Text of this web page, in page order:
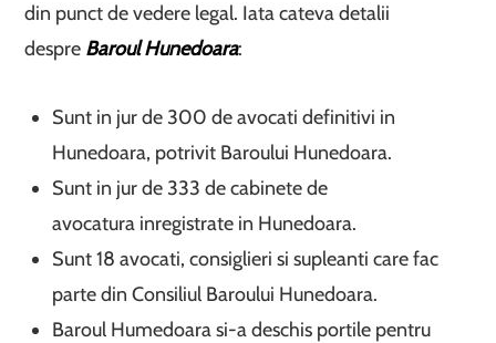
din punct de vedere legal. Iata cateva detalii
despre Baroul Hunedoara:
Sunt in jur de 300 de avocati definitivi in
Hunedoara, potrivit Baroului Hunedoara.
Sunt in jur de 333 de cabinete de
avocatura inregistrate in Hunedoara.
Sunt 18 avocati, consiglieri si supleanti care fac
parte din Consiliul Baroului Hunedoara.
Baroul Humedoara si-a deschis portile pentru